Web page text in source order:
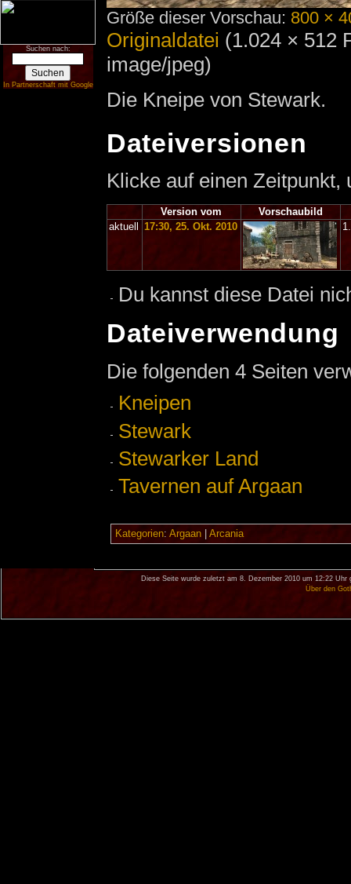
Suchen nach:
In Partnerschaft mit Google
Größe dieser Vorschau: 800 ×
Originaldatei (1.024 × 512
image/jpeg)
Die Kneipe von Stewark.
Dateiversionen
Klicke auf einen
Version vom
Vorschaubild
aktuell
17:30, 25. Okt. 2010
Du kannst diese Datei
Dateiverwendung
Die folgenden 4 Seiten
Kneipen
Stewark
Stewarker Land
Tavernen auf Argaan
Kategorien: Argaan| Arcania
Diese Seite wurde zuletzt am 8. Dezember 2010 um 12:22 Uhr
Über den